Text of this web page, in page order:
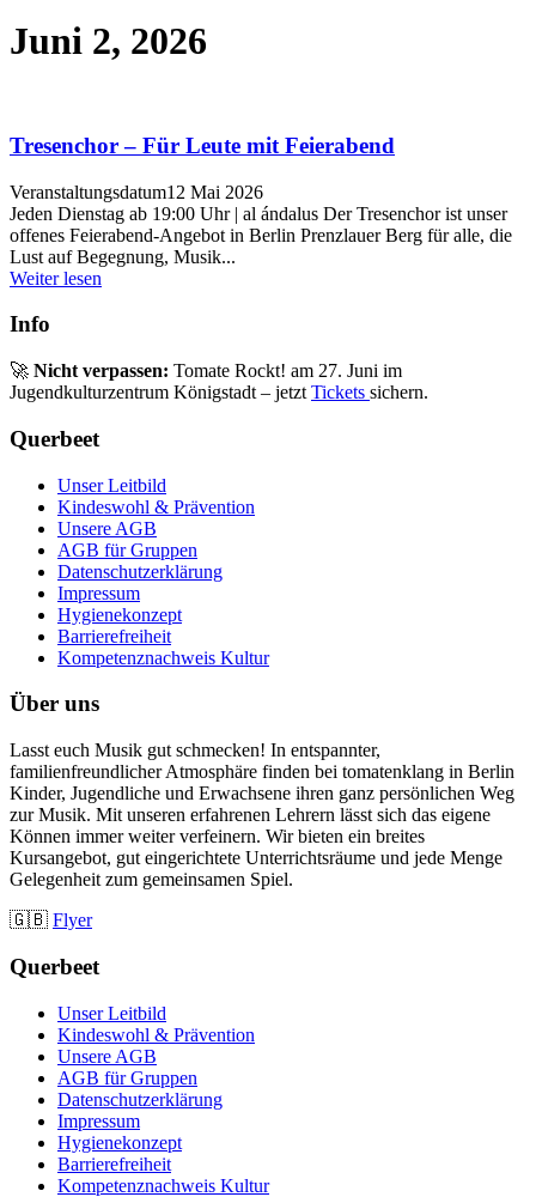
Juni 2, 2026
Tresenchor – Für Leute mit Feierabend
Veranstaltungsdatum12 Mai 2026
Jeden Dienstag ab 19:00 Uhr | al ándalus Der Tresenchor ist unser
offenes Feierabend-Angebot in Berlin Prenzlauer Berg für alle, die
Lust auf Begegnung, Musik...
Weiter lesen
Info
🚀 Nicht verpassen: Tomate Rockt! am 27. Juni im
Jugendkulturzentrum Königstadt – jetzt Tickets sichern.
Querbeet
Unser Leitbild
Kindeswohl & Prävention
Unsere AGB
AGB für Gruppen
Datenschutzerklärung
Impressum
Hygienekonzept
Barrierefreiheit
Kompetenznachweis Kultur
Über uns
Lasst euch Musik gut schmecken! In entspannter,
familienfreundlicher Atmosphäre finden bei tomatenklang in Berlin
Kinder, Jugendliche und Erwachsene ihren ganz persönlichen Weg
zur Musik. Mit unseren erfahrenen Lehrern lässt sich das eigene
Können immer weiter verfeinern. Wir bieten ein breites
Kursangebot, gut eingerichtete Unterrichtsräume und jede Menge
Gelegenheit zum gemeinsamen Spiel.
🇬🇧 Flyer
Querbeet
Unser Leitbild
Kindeswohl & Prävention
Unsere AGB
AGB für Gruppen
Datenschutzerklärung
Impressum
Hygienekonzept
Barrierefreiheit
Kompetenznachweis Kultur